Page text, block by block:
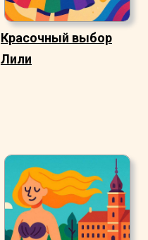
Красочный выбор
Лили